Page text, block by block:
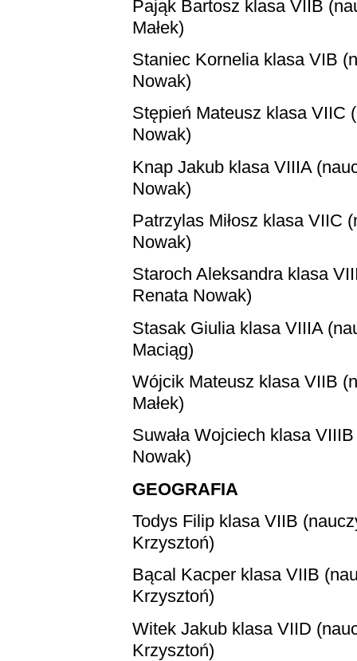
Pająk Bartosz klasa VIIB
Małek)
Staniec Kornelia klasa VIB
Nowak)
Stępień Mateusz klasa VIIC
Nowak)
Knap Jakub klasa VIIIA
Nowak)
Patrzylas Miłosz klasa VIIC
Nowak)
Staroch Aleksandra klasa
Renata Nowak)
Stasak Giulia klasa VIIIA
Maciąg)
Wójcik Mateusz klasa VIIB
Małek)
Suwała Wojciech klasa
Nowak)
GEOGRAFIA
Todys Filip klasa VIIB
Krzysztoń)
Bącal Kacper klasa VIIB
Krzysztoń)
Witek Jakub klasa VIID
Krzysztoń)